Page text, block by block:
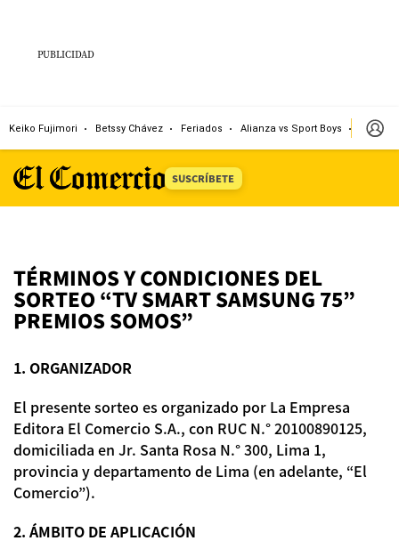
Keiko Fujimori Betssy Chávez Feriados Alianza vs Sport Boys Jorge
SUSCRÍBETE
TÉRMINOS Y CONDICIONES DEL
SORTEO “TV SMART SAMSUNG 75”
PREMIOS SOMOS”
1. ORGANIZADOR
El presente sorteo es organizado por La Empresa
Editora El Comercio S.A., con RUC N.° 20100890125,
domiciliada en Jr. Santa Rosa N.° 300, Lima 1,
provincia y departamento de Lima (en adelante, “El
Comercio”).
2. ÁMBITO DE APLICACIÓN